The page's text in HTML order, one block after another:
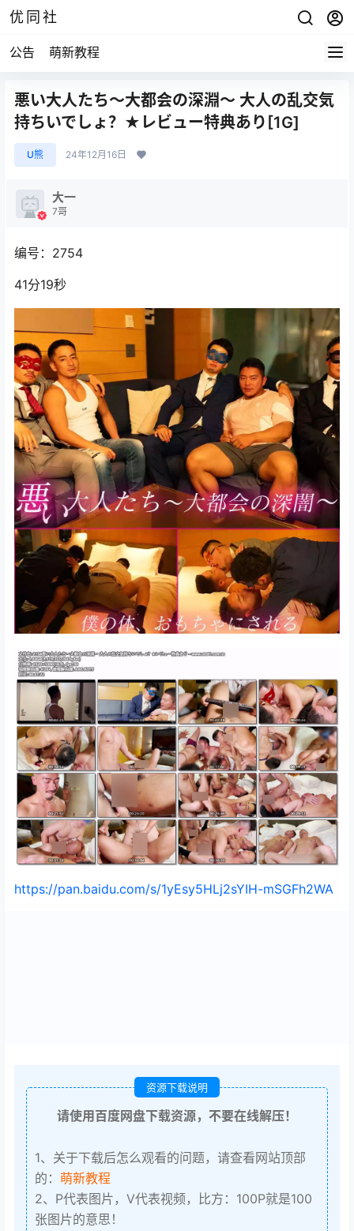
优同社
公告 萌新教程
悪い大人たち〜大都会の深淵〜 大人の乱交気
持ちいでしょ？★レビュー特典あり[1G]
U熊 24年12月16日
大一
7哥
编号：2754
41分19秒
https://pan.baidu.com/s/1yEsy5HLj2sYIH-mSGFh2WA
资源下载说明
请使用百度网盘下载资源，不要在线解压！
1、关于下载后怎么观看的问题，请查看网站顶部
的： 萌新教程
2、P代表图片，V代表视频，比方：100P就是100
张图片的意思！